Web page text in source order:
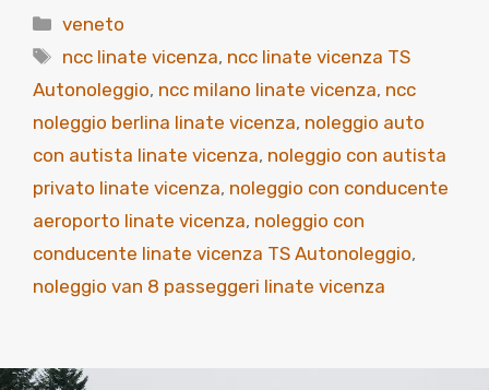
Categorie
veneto
Tag
ncc linate vicenza, ncc linate vicenza TS
Autonoleggio, ncc milano linate vicenza, ncc
noleggio berlina linate vicenza, noleggio auto
con autista linate vicenza, noleggio con autista
privato linate vicenza, noleggio con conducente
aeroporto linate vicenza, noleggio con
conducente linate vicenza TS Autonoleggio,
noleggio van 8 passeggeri linate vicenza